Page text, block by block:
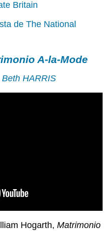
Britain
de The National
A-la-Mode
Beth HARRIS
Hogarth, Matrimonio